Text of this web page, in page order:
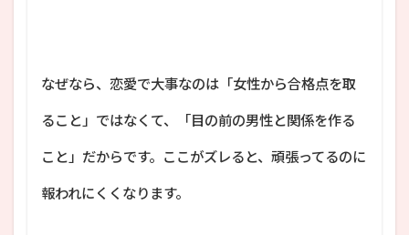
なぜなら、恋愛で大事なのは「女性から合格点を取
ること」ではなくて、「目の前の男性と関係を作る
こと」だからです。ここがズレると、頑張ってるのに
報われにくくなります。